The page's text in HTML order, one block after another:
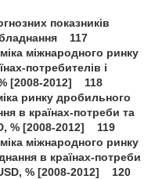
показників
117
міжнародного ринку
потребителів і
% [2008-2012] 118
ринку дробильного
в країнах-потреби та
% [2008-2012] 119
міжнародного ринку
в країнах-потреби
% [2008-2012] 120